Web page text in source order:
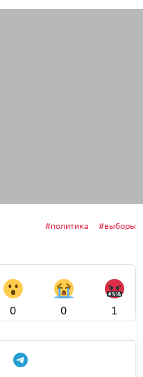
политика выборы
0 0 1